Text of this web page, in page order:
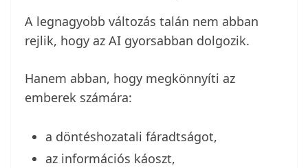
A legnagyobb változás talán nem abban
rejlik, hogy az AI gyorsabban dolgozik.
Hanem abban, hogy megkönnyíti az
emberek számára:
a döntéshozatali fáradtságot,
az információs káoszt,